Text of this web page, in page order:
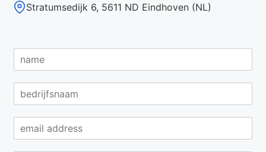
Stratumsedijk 6, 5611 ND Eindhoven (NL)